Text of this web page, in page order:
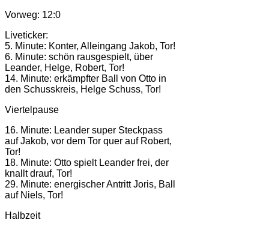
Vorweg: 12:0
Liveticker:
5. Minute: Konter, Alleingang Jakob, Tor!
6. Minute: schön rausgespielt, über
Leander, Helge, Robert, Tor!
14. Minute: erkämpfter Ball von Otto in
den Schusskreis, Helge Schuss, Tor!
Viertelpause
16. Minute: Leander super Steckpass
auf Jakob, vor dem Tor quer auf Robert,
Tor!
18. Minute: Otto spielt Leander frei, der
knallt drauf, Tor!
29. Minute: energischer Antritt Joris, Ball
auf Niels, Tor!
Halbzeit